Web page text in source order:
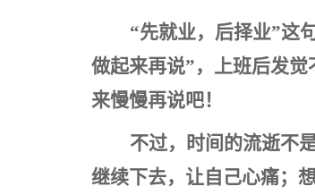
“先就业，后择业”这
做起来再说”，上班后发
来慢慢再说吧！
不过，时间的流逝不
继续下去，让自己心痛；